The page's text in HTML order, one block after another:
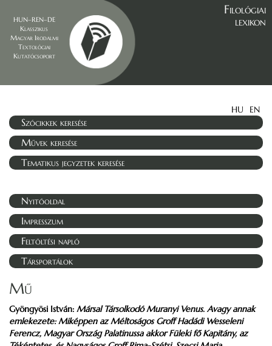
HUN–REN–DE
Klasszikus
Magyar Irodalmi
Textológiai
Kutatócsoport
Filológiai
lexikon
HU EN
Szócikkek keresése
Művek keresése
Tematikus jegyzetek keresése
Nyitóoldal
Impresszum
Feltöltési napló
Társportálok
Mű
Gyöngyösi István: Mársal Társolkodó Muranyi Venus. Avagy annak
emlekezete: Miképpen az Méltoságos Groff Hadádi Wesseleni
Ferencz, Magyar Ország Palatinussa akkor Füleki fő Kapitány, az